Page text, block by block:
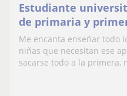
Estudiante
de primaria y
secundaria que
tareas escolares
Me encanta enseñar todo
niñas que necesitan ese
sacarse todo a la primera,